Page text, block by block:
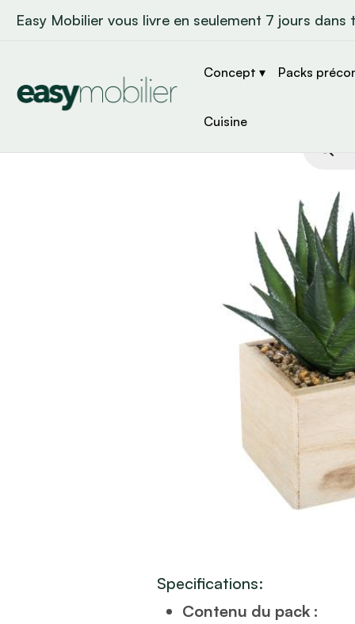
Easy Mobilier vous livre en seulement 7 jours dans
Concept ▾ Packs
Cuisine
de
Specifications:
Contenu du pack :